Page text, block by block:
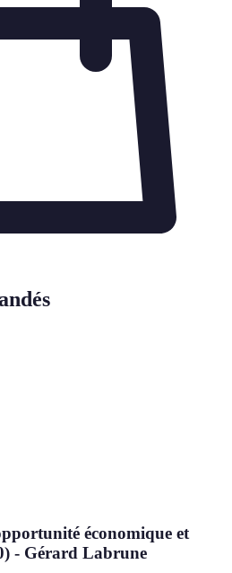
économique et
- Gérard Labrune